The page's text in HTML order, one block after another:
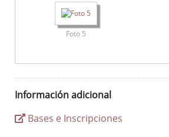
Foto 5
Información adicional
Bases e Inscripciones